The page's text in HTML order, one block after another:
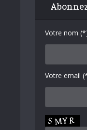
Votre nom
Votre email